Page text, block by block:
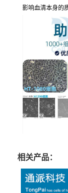
影响血清本身的
相关产品：